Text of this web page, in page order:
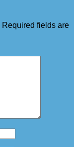
Required fields are